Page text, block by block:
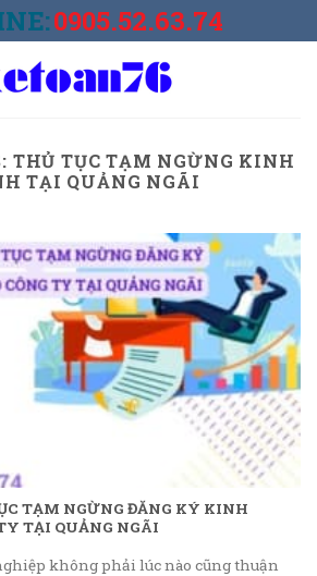
0905.52.63.74
THỦ TỤC TẠM NGỪNG KINH
TẠI QUẢNG NGÃI
TẠM NGỪNG ĐĂNG KÝ KINH
TẠI QUẢNG NGÃI
không phải lúc nào cũng thuận